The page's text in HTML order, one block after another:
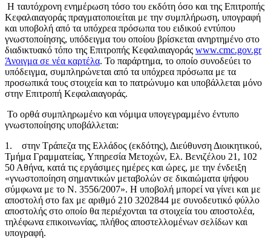
Η ταυτόχρονη ενημέρωση τόσο του εκδότη όσο και της Επιτροπής
Κεφαλαιαγοράς πραγματοποιείται με την συμπλήρωση, υπογραφή
και υποβολή από τα υπόχρεα πρόσωπα του ειδικού εντύπου
γνωστοποίησης, υπόδειγμα του οποίου βρίσκεται ανηρτημένο στο
διαδικτυακό τόπο της Επιτροπής Κεφαλαιαγοράς www.cmc.gov.gr
Άνοιγμα σε νέα καρτέλα. Το παράρτημα, το οποίο συνοδεύει το
υπόδειγμα, συμπληρώνεται από τα υπόχρεα πρόσωπα με τα
προσωπικά τους στοιχεία και το πατρώνυμο και υποβάλλεται μόνο
στην Επιτροπή Κεφαλαιαγοράς.
Το ορθά συμπληρωμένο και νόμιμα υπογεγραμμένο έντυπο
γνωστοποίησης υποβάλλεται:
1. στην Τράπεζα της Ελλάδος (εκδότης), Διεύθυνση Διοικητικού,
Τμήμα Γραμματείας, Υπηρεσία Μετοχών, Ελ. Βενιζέλου 21, 102
50 Αθήνα, κατά τις εργάσιμες ημέρες και ώρες, με την ένδειξη
«γνωστοποίηση σημαντικών μεταβολών σε δικαιώματα ψήφου
σύμφωνα με το Ν. 3556/2007». Η υποβολή μπορεί να γίνει και με
αποστολή στο fax με αριθμό 210 3202844 με συνοδευτικό φύλλο
αποστολής στο οποίο θα περιέχονται τα στοιχεία του αποστολέα,
τηλέφωνα επικοινωνίας, πλήθος αποστελλομένων σελίδων και
υπογραφή.